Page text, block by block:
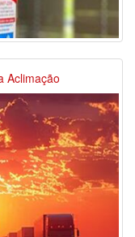
Aclimação